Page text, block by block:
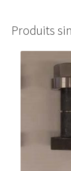
Produits